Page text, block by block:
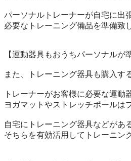
パーソナルトレーナーが自宅に出
必要なトレーニング備品を準備致
【運動器具もおうちパーソナルが
また、トレーニング器具も購入す
トレーナーがお客様に必要な運動
ヨガマットやストレッチポールは
自宅にトレーニング器具などがあ
そちらを有効活用してトレーニン